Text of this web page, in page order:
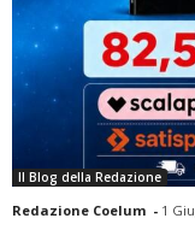
Il Blog della Redazione
Redazione Coelum - 1